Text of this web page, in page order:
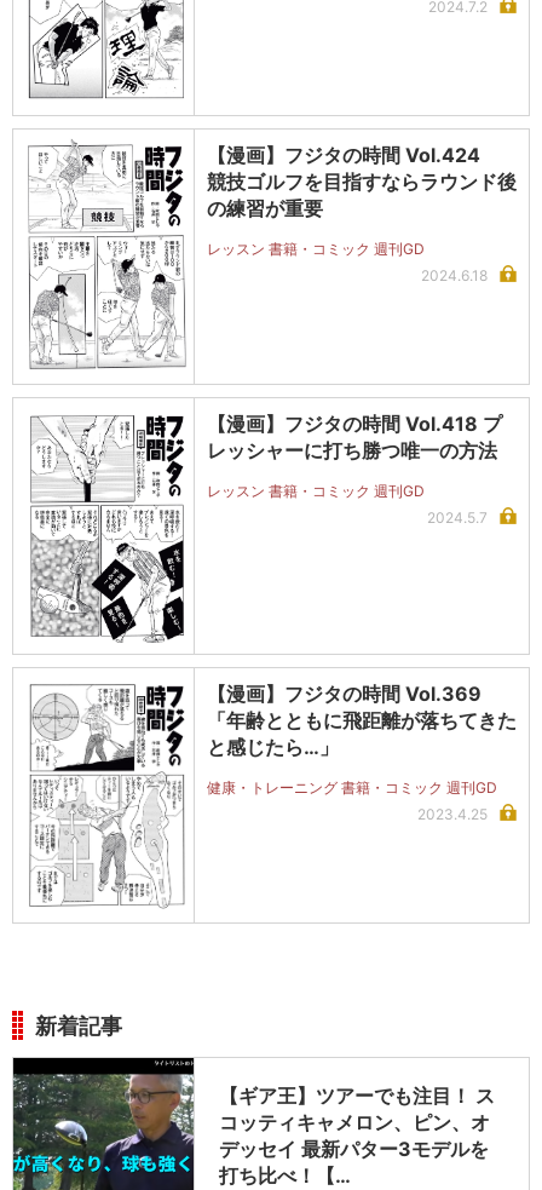
2024.7.2
【漫画】フジタの時間 Vol.424
競技ゴルフを目指すならラウンド後
の練習が重要
レッスン 書籍・コミック 週刊GD
2024.6.18
【漫画】フジタの時間 Vol.418 プ
レッシャーに打ち勝つ唯一の方法
レッスン 書籍・コミック 週刊GD
2024.5.7
【漫画】フジタの時間 Vol.369
「年齢とともに飛距離が落ちてきた
と感じたら…」
健康・トレーニング 書籍・コミック 週刊GD
2023.4.25
新着記事
【ギア王】ツアーでも注目！ ス
コッティキャメロン、ピン、オ
デッセイ 最新パター3モデルを
打ち比べ！【…